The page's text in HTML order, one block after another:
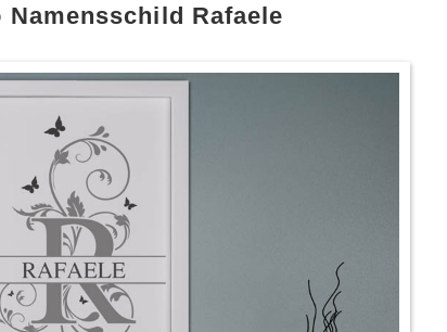
Namensschild Rafaele